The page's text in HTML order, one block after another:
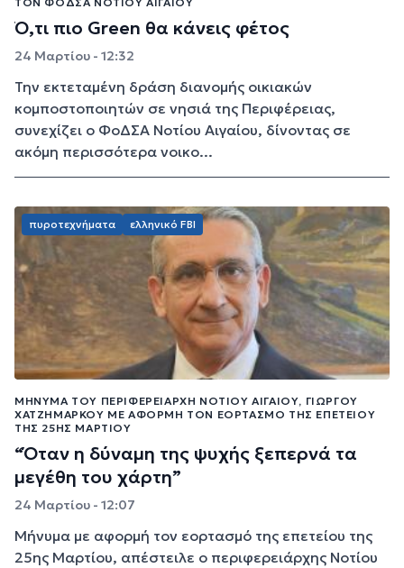
Ό,τι πιο Green θα κάνεις φέτος
24 Μαρτίου - 12:32
Την εκτεταμένη δράση διανομής οικιακών
κομποστοποιητών σε νησιά της Περιφέρειας,
συνεχίζει ο ΦοΔΣΑ Νοτίου Αιγαίου, δίνοντας σε
ακόμη περισσότερα νοικο...
πυροτεχνήματα ελληνικό FBI
ΜΉΝΥΜΑ ΤΟΥ ΠΕΡΙΦΕΡΕΙΆΡΧΗ ΝΟΤΊΟΥ ΑΙΓΑΊΟΥ, ΓΙΏΡΓΟΥ
ΧΑΤΖΗΜΆΡΚΟΥ ΜΕ ΑΦΟΡΜΉ ΤΟΝ ΕΟΡΤΑΣΜΌ ΤΗΣ ΕΠΕΤΕΊΟΥ
ΤΗΣ 25ΗΣ ΜΑΡΤΊΟΥ
“Όταν η δύναμη της ψυχής ξεπερνά τα
μεγέθη του χάρτη”
24 Μαρτίου - 12:07
Μήνυμα με αφορμή τον εορτασμό της επετείου της
25ης Μαρτίου, απέστειλε ο περιφερειάρχης Νοτίου